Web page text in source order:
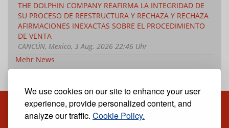
We use cookies on our site to enhance your user
experience, provide personalized content, and
analyze our traffic. Cookie Policy.
THE DOLPHIN COMPANY REAFIRMA LA INTEGRIDAD DE
SU PROCESO DE REESTRUCTURA Y RECHAZA Y RECHAZA
AFIRMACIONES INEXACTAS SOBRE EL PROCEDIMIENTO
DE VENTA
CANCÚN, Mexico, 3 Aug. 2026 22:46 Uhr
Mehr News
Reciba nuestro periódico digital semanal gratuito